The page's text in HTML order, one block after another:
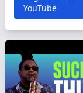
YouTube